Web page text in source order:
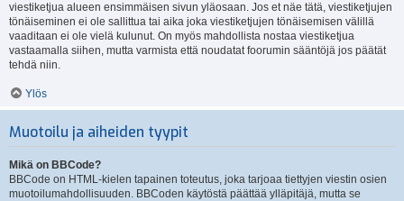
viestiketjua alueen ensimmäisen sivun yläosaan. Jos et näe tätä, viestiketjujen
tönäiseminen ei ole sallittua tai aika joka viestiketjujen tönäisemisen välillä
vaaditaan ei ole vielä kulunut. On myös mahdollista nostaa viestiketjua
vastaamalla siihen, mutta varmista että noudatat foorumin sääntöjä jos päätät
tehdä niin.
Ylös
Muotoilu ja aiheiden tyypit
Mikä on BBCode?
BBCode on HTML-kielen tapainen toteutus, joka tarjoaa tiettyjen viestin osien
muotoilumahdollisuuden. BBCoden käytöstä päättää ylläpitäjä, mutta se